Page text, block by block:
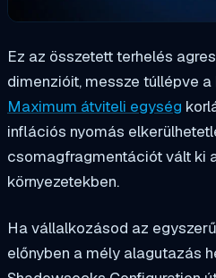
Ez az összetett terhelés
dimenzióit, messze túllépve
Maximum átviteli egység
inflációs nyomás
csomagfragmentációt vált ki
környezetekben.
Ha vállalkozásod az
előnyben a mély alagutazás